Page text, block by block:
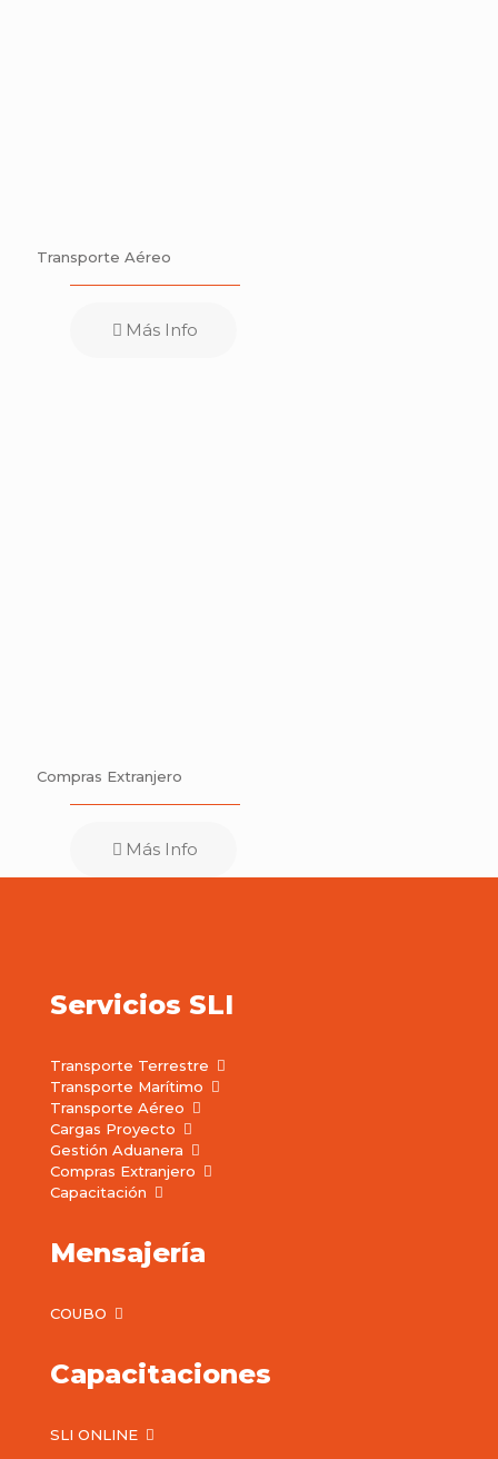
Transporte Aéreo
Más Info
Compras Extranjero
Más Info
Servicios SLI
Transporte Terrestre
Transporte Marítimo
Transporte Aéreo
Cargas Proyecto
Gestión Aduanera
Compras Extranjero
Capacitación
Mensajería
COUBO
Capacitaciones
SLI ONLINE